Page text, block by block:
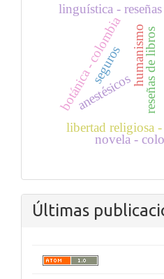
botánica - colombia
anestésicos reseñas de libros
libertad religiosa
linguística -
novela -
seguros humanismo
Últimas